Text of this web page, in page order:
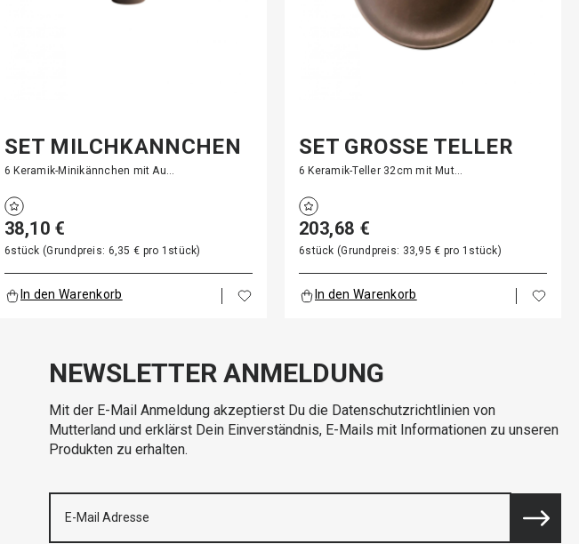
SET MILCHKÄNNCHEN
6 Keramik-Minikännchen mit Au…
38,10 €
6stück (Grundpreis: 6,35 € pro 1stück)
In den Warenkorb
SET GROSSE TELLER
6 Keramik-Teller 32cm mit Mut…
203,68 €
6stück (Grundpreis: 33,95 € pro 1stück)
In den Warenkorb
NEWSLETTER ANMELDUNG
Mit der E-Mail Anmeldung akzeptierst Du die Datenschutzrichtlinien von
Mutterland und erklärst Dein Einverständnis, E-Mails mit Informationen zu unseren
Produkten zu erhalten.